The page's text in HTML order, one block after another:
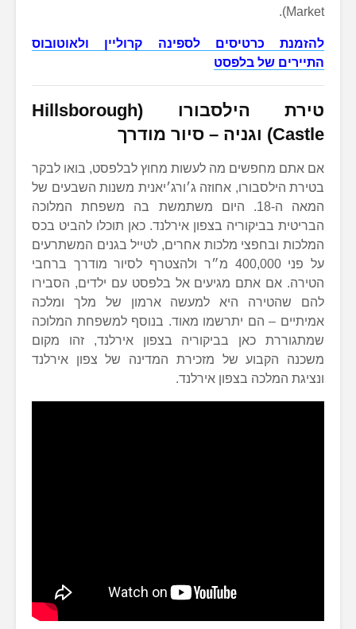
Market).
להזמנת כרטיסים לספינה קרוליין ולאוטובוס
התיירים של בלפסט
טירת הילסבורו (Hillsborough
Castle) וגניה – סיור מודרך
אם אתם מחפשים מה לעשות מחוץ לבלפסט, בואו לבקר
בטירת הילסבורו, אחוזה ג׳ורג׳יאנית משנות השבעים של
המאה ה-18. היום משתמשת בה משפחת המלוכה
הבריטית בביקוריה בצפון אירלנד. כאן תוכלו להביט בכס
המלכות ובחפצי מלכות אחרים, לטייל בגנים המשתרעים
על פני 400,000 מ״ר ולהצטרף לסיור מודרך ברחבי
הטירה. אם אתם מגיעים אל בלפסט עם ילדים, הסבירו
להם שהטירה היא למעשה ארמון של מלך ומלכה
אמיתיים – הם יתרשמו מאוד. בנוסף למשפחת המלוכה
שמתגוררת כאן בביקוריה בצפון אירלנד, זהו מקום
משכנה הקבוע של מזכירת המדינה של צפון אירלנד
ונציגת המלכה בצפון אירלנד.